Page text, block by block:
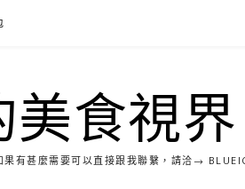
美食視界
有甚麼需要可以直接跟我聯繫，請洽→